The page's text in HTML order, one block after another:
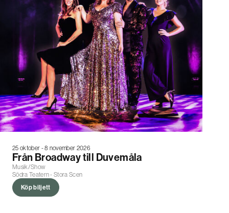
25 oktober - 8 november 2026
Från Broadway till Duvemåla
Musik/Show
Södra Teatern - Stora Scen
Köp biljett